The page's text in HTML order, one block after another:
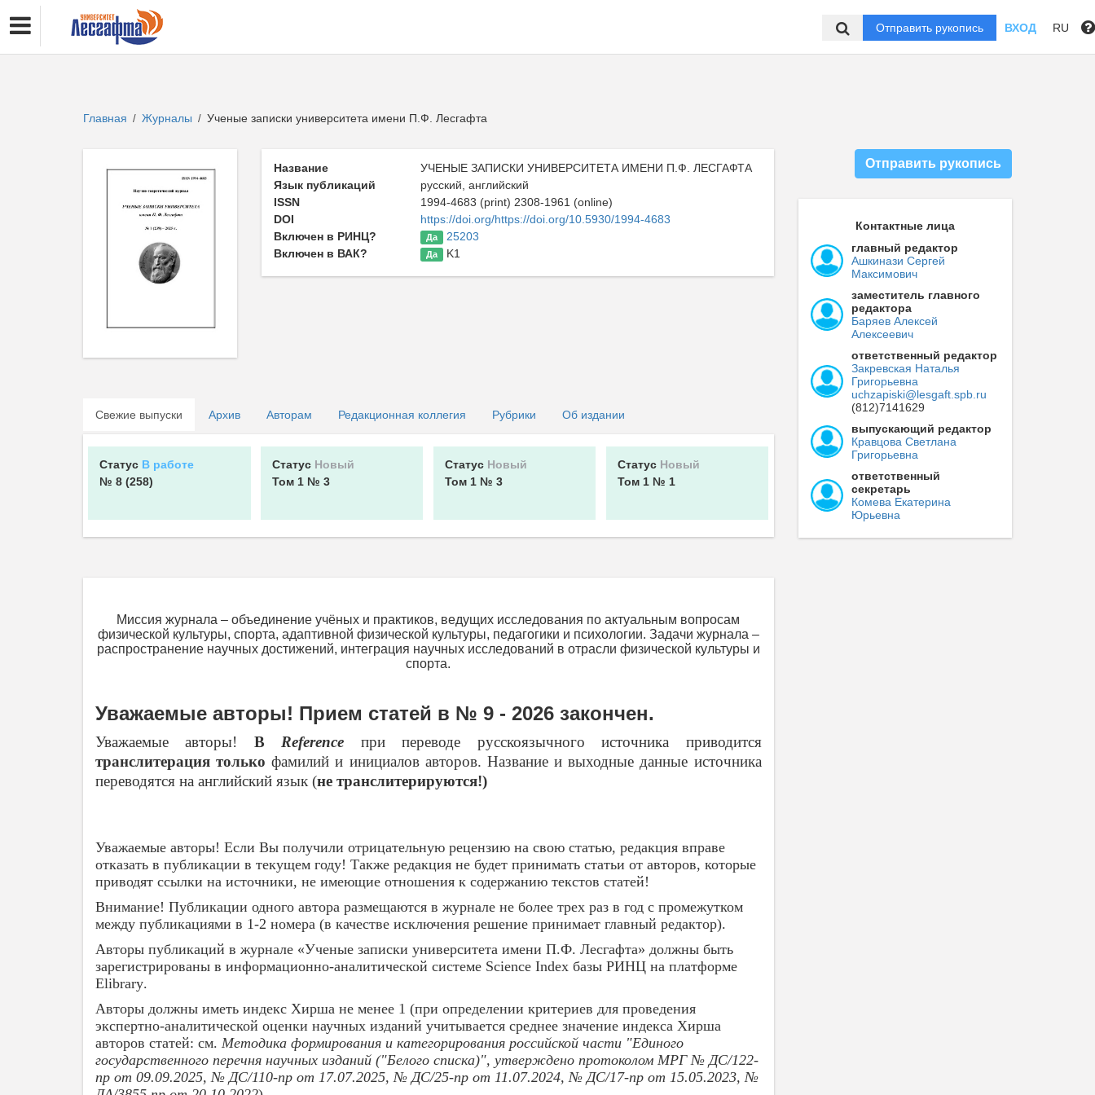
Отправить рукопись ВХОД RU
Главная / Журналы / Ученые записки университета имени П.Ф. Лесгафта
Название
УЧЕНЫЕ ЗАПИСКИ УНИВЕРСИТЕТА ИМЕНИ П.Ф. ЛЕСГАФТА
Язык публикаций
русский, английский
ISSN
1994-4683 (print) 2308-1961 (online)
DOI
https://doi.org/https://doi.org/10.5930/1994-4683
Включен в РИНЦ?
Да
25203
Включен в ВАК?
Да K1
Свежие выпуски Архив Авторам Редакционная коллегия Рубрики Об издании
Статус В работе
№ 8 (258)
Статус Новый
Том 1 № 3
Статус Новый
Том 1 № 3
Статус Новый
Том 1 № 1
Миссия журнала – объединение учёных и практиков, ведущих исследования по актуальным вопросам
физической культуры, спорта, адаптивной физической культуры, педагогики и психологии. Задачи журнала –
распространение научных достижений, интеграция научных исследований в отрасли физической культуры и
спорта.
Уважаемые авторы! Прием статей в № 9 - 2026 закончен.
Уважаемые авторы! ВReference
при переводе русскоязычного источника приводится
транслитерациятолькофамилий и инициалов авторов. Название и выходные данные источника
переводятся на английский язык (не транслитерируются!)
Уважаемые авторы! Если Вы получили отрицательную рецензию на свою статью, редакция вправе
отказать в публикации в текущем году! Также редакция не будет принимать статьи от авторов, которые
приводят ссылки на источники, не имеющие отношения к содержанию текстов статей!
Внимание! Публикации одного автора размещаются в журнале не более трех раз в год с промежутком
между публикациями в 1-2 номера (в качестве исключения решение принимает главный редактор).
Авторы публикаций в журнале «Ученые записки университета имени П.Ф. Лесгафта» должны быть
зарегистрированы в информационно-аналитической системе Science Index базы РИНЦ на платформе
Elibrary.
Авторы должны иметь индекс Хирша не менее 1 (при определении критериев для проведения
экспертно-аналитической оценки научных изданий учитывается среднее значение индекса Хирша
авторов статей: см. Методика формирования и категорирования российской части "Единого
государственного перечня научных изданий ("Белого списка)", утверждено протоколом МРГ № ДС/122-
пр от 09.09.2025, № ДС/110-пр от 17.07.2025, № ДС/25-пр от 11.07.2024, № ДС/17-пр от 15.05.2023, №
Отправить рукопись
Контактные лица
главный редактор
Ашкинази Сергей
Максимович
заместитель главного
редактора
Баряев Алексей
Алексеевич
ответственный редактор
Закревская Наталья
Григорьевна
uchzapiski@lesgaft.spb.ru
(812)7141629
выпускающий редактор
Кравцова Светлана
Григорьевна
ответственный
секретарь
Комева Екатерина
Юрьевна